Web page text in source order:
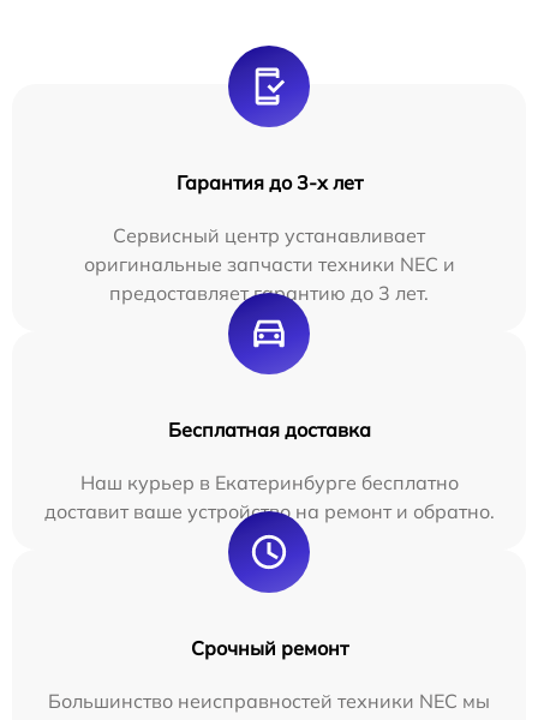
Гарантия до 3-х лет
Сервисный центр устанавливает
оригинальные запчасти техники NEC и
предоставляет гарантию до 3 лет.
Бесплатная доставка
Наш курьер в Екатеринбурге бесплатно
доставит ваше устройство на ремонт и обратно.
Срочный ремонт
Большинство неисправностей техники NEC мы